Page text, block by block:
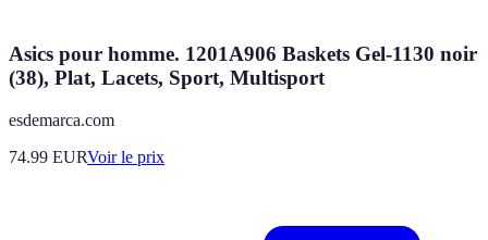
Asics pour homme. 1201A906 Baskets Gel-1130 noir
(38), Plat, Lacets, Sport, Multisport
esdemarca.com
74.99 EURVoir le prix